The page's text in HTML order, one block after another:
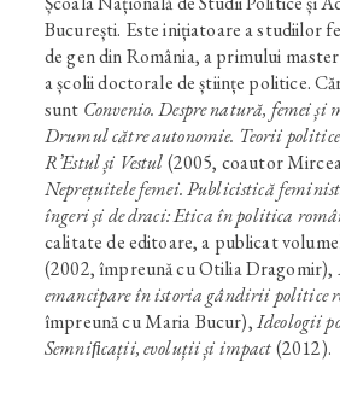
București. Este inițiatoare a studiilor
de gen din România, a primului
a școlii doctorale de științe politice.
sunt Convenio. Despre natură, femei și
Drumul către autonomie. Teorii
R’Estul și Vestul(2005, coautor
Neprețuitele femei. Publicistică
îngeri și de draci: Etica în politica
calitate de editoare, a publicat
(2002, împreună cu Otilia Dragomir),
emancipare în istoria gândirii politice
împreună cu Maria Bucur),Ideologii
Semniﬁcații, evoluții și impact(2012).